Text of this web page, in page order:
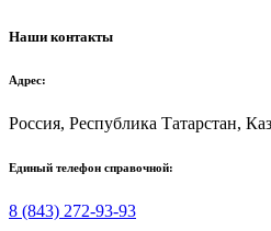
Наши контакты
Адрес:
Россия, Республика Татарстан,
Единый телефон справочной:
8 (843) 272-93-93